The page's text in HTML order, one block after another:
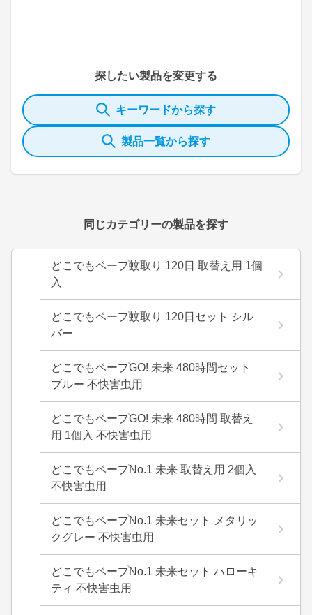
探したい製品を変更する
キーワードから探す
製品一覧から探す
同じカテゴリーの製品を探す
どこでもベープ蚊取り 120日 取替え用 1個
入
どこでもベープ蚊取り 120日セット シル
バー
どこでもベープGO! 未来 480時間セット
ブルー 不快害虫用
どこでもベープGO! 未来 480時間 取替え
用 1個入 不快害虫用
どこでもベープNo.1 未来 取替え用 2個入
不快害虫用
どこでもベープNo.1 未来セット メタリッ
クグレー 不快害虫用
どこでもベープNo.1 未来セット ハローキ
ティ 不快害虫用